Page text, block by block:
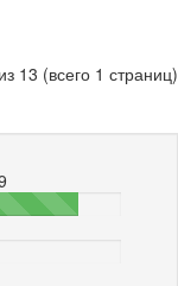
13 (всего 1 страниц)